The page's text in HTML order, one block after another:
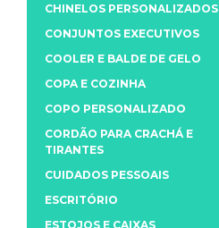
CHINELOS PERSONALIZADOS
CONJUNTOS EXECUTIVOS
COOLER E BALDE DE GELO
COPA E COZINHA
COPO PERSONALIZADO
CORDÃO PARA CRACHÁ E
TIRANTES
CUIDADOS PESSOAIS
ESCRITÓRIO
ESTOJOS E CAIXAS